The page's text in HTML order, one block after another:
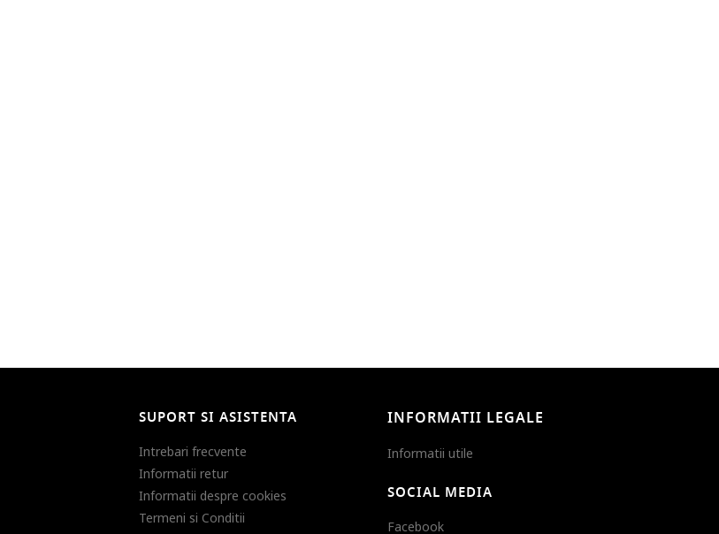
SUPORT SI ASISTENTA
Intrebari frecvente
Informatii retur
Informatii despre cookies
Termeni si Conditii
INFORMATII LEGALE
Informatii utile
SOCIAL MEDIA
Facebook